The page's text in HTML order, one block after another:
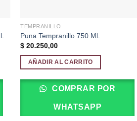
TEMPRANILLO
Puna Tempranillo 750 Ml.
$ 20.250,00
AÑADIR AL CARRITO
COMPRAR POR
WHATSAPP